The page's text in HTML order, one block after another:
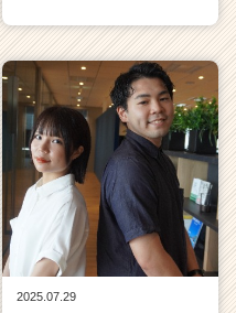
2025.07.29